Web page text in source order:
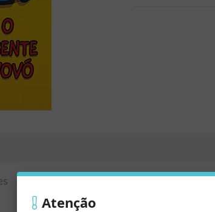
Vídeo
Atenção